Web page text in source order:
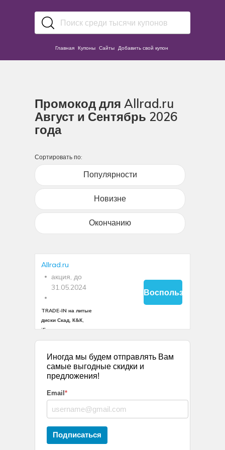
Главная Купоны Сайты Добавить свой купон
Промокод для Allrad.ru
Август и Сентябрь 2026
года
Сортировать по:
Популярности
Новизне
Окончанию
Allrad.ru
акция, до
31.05.2024
TRADE-IN на литые
диски Скад, К&К,
iFree
TRADE-IN на
литые диски
Скад, К&К,
iFree
TRADE-IN
рассчитывается
в зависимости
от диаметра
колеса -
Воспользоваться
Иногда мы будем отправлять Вам
самые выгодные скидки и
предложения!
Email*
Подписаться